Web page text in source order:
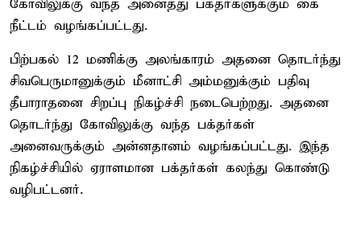
கோவிலுக்கு வந்த அனைத்து பக்தர்களுக்கும் கை
நீட்டம் வழங்கப்பட்டது.
பிற்பகல் 12 மணிக்கு அலங்காரம் அதனை தொடர்ந்து
சிவபெருமானுக்கும் மீனாட்சி அம்மனுக்கும் பதிவு
தீபாராதனை சிறப்பு நிகழ்ச்சி நடைபெற்றது. அதனை
தொடர்ந்து கோவிலுக்கு வந்த பக்தர்கள்
அனைவருக்கும் அன்னதானம் வழங்கப்பட்டது. இந்த
நிகழ்ச்சியில் ஏராளமான பக்தர்கள் கலந்து கொண்டு
வழிபட்டனர்.